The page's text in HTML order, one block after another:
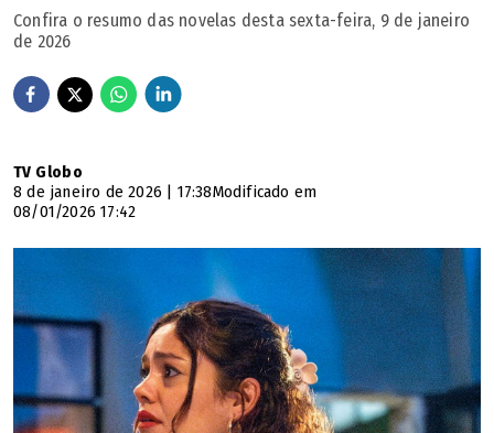
Confira o resumo das novelas desta sexta-feira, 9 de janeiro
de 2026
TV Globo
8 de janeiro de 2026 | 17:38Modificado em
08/01/2026 17:42